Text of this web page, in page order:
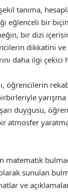
tanıma,
eğlenceli bir
bir dizi
dikkatini ve
daha ilgi çekici
öğrencilerin
duygusu,
atmosfer
sunulan
ve